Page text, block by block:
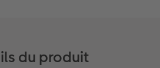
du produit